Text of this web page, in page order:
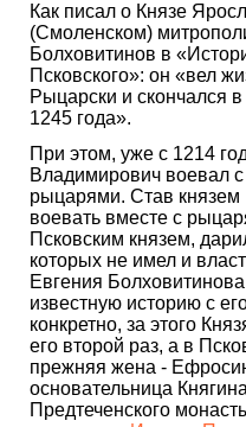
Как писал о Князе
(Смоленском)
Болховитинов в
Псковского»: он «вел
Рыцарски и скончался
1245 года».
При этом, уже с 1214
Владимирович воевал
рыцарями. Став
воевать вместе с
Псковским князем,
которых не имел и
Евгения
известную историю с
конкретно, за этого
его второй раз, а в
прежняя жена -
основательница
Предтеченского